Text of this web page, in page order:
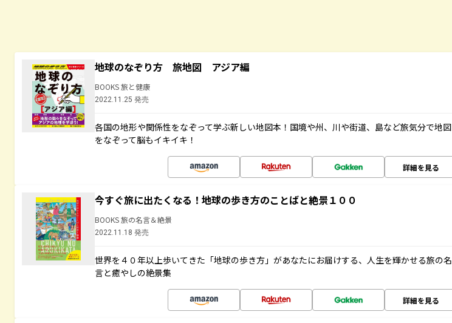
地球のなぞり方 旅地図 アジア編
BOOKS 旅と健康
2022.11.25 発売
各国の地形や関係性をなぞって学ぶ新しい地図本！国境や州、川や街道、島など旅気分で地図
をなぞって脳もイキイキ！
詳細を見る
今すぐ旅に出たくなる！地球の歩き方のことばと絶景１００
BOOKS 旅の名言＆絶景
2022.11.18 発売
世界を４０年以上歩いてきた「地球の歩き方」があなたにお届けする、人生を輝かせる旅の名
言と癒やしの絶景集
詳細を見る